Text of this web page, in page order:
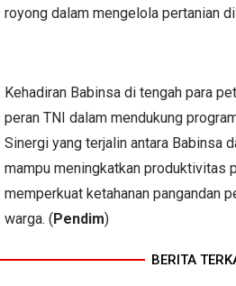
royong dalam mengelola pertanian
Kehadiran Babinsa di tengah para
peran TNI dalam mendukung
Sinergi yang terjalin antara Babinsa
mampu meningkatkan produktivitas
memperkuat ketahanan pangandan
warga. (Pendim)
BERITA